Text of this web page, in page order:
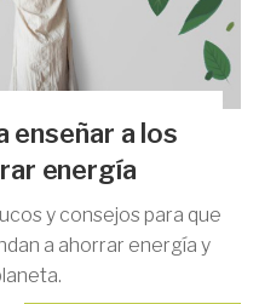
enseñar a los
energía
y consejos para que
a ahorrar energía y